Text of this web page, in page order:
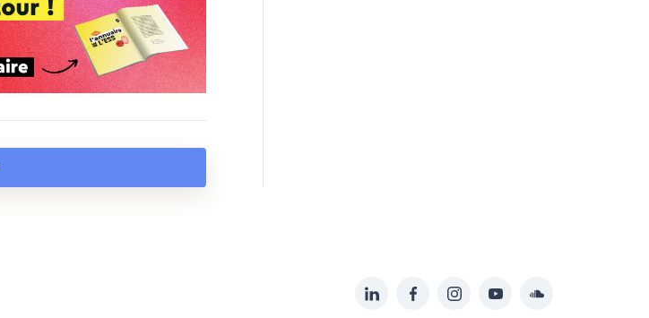
Suivez-
LinkedInFacebookInstagramYouTubeSoundcloud